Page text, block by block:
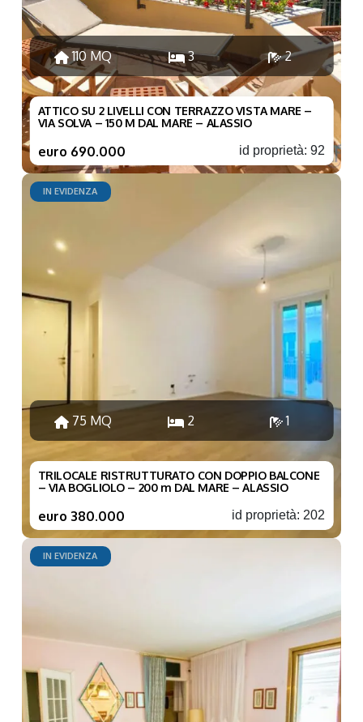
110 MQ 3 2
ATTICO SU 2 LIVELLI CON TERRAZZO VISTA MARE –
VIA SOLVA – 150 M DAL MARE – ALASSIO
id proprietà: 92
euro 690.000
IN EVIDENZA
75 MQ 2 1
TRILOCALE RISTRUTTURATO CON DOPPIO BALCONE
– VIA BOGLIOLO – 200 m DAL MARE – ALASSIO
id proprietà: 202
euro 380.000
IN EVIDENZA